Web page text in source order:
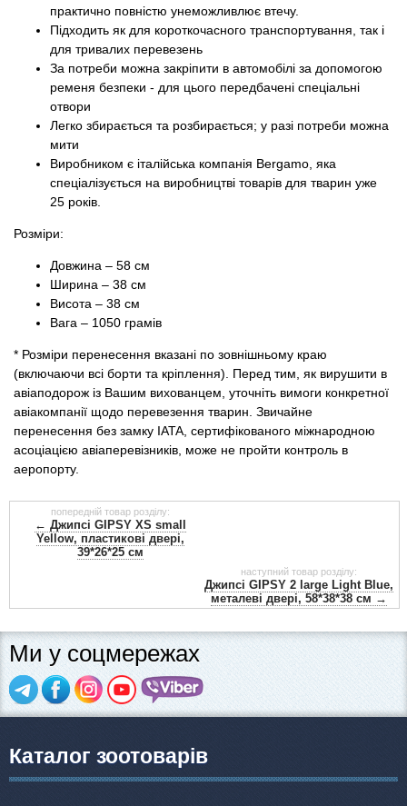
практично повністю унеможливлює втечу.
Підходить як для короткочасного транспортування, так і
для тривалих перевезень
За потреби можна закріпити в автомобілі за допомогою
ременя безпеки - для цього передбачені спеціальні
отвори
Легко збирається та розбирається; у разі потреби можна
мити
Виробником є ​​італійська компанія Bergamo, яка
спеціалізується на виробництві товарів для тварин уже
25 років.
Розміри:
Довжина – 58 см
Ширина – 38 см
Висота – 38 см
Вага – 1050 грамів
* Розміри перенесення вказані по зовнішньому краю
(включаючи всі борти та кріплення). Перед тим, як вирушити в
авіаподорож із Вашим вихованцем, уточніть вимоги конкретної
авіакомпанії щодо перевезення тварин. Звичайне
перенесення без замку IATA, сертифікованого міжнародною
асоціацією авіаперевізників, може не пройти контроль в
аеропорту.
попередній товар розділу:
← Джипсі GIPSY XS small
Yellow, пластикові двері,
39*26*25 см
наступний товар розділу:
Джипсі GIPSY 2 large Light Blue,
металеві двері, 58*38*38 см →
Ми у соцмережах
Каталог зоотоварів